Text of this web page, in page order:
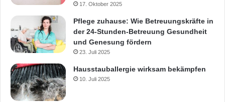
17. Oktober 2025
Pflege zuhause: Wie Betreuungskräfte in
der 24-Stunden-Betreuung Gesundheit
und Genesung fördern
23. Juli 2025
Hausstauballergie wirksam bekämpfen
10. Juli 2025